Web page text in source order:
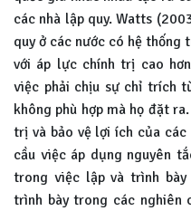
các nhà lập quy. Watts
quy ở các nước có hệ thống
với áp lực chính trị cao
việc phải chịu sự chỉ trích
không phù hợp mà họ đặt
trị và bảo vệ lợi ích của các
cầu việc áp dụng nguyên
trong việc lập và trình bày
trình bày trong các nghiên